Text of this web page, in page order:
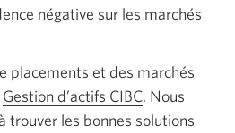
négative sur les marchés
placements et des marchés
Gestion d’actifs CIBC. Nous
trouver les bonnes solutions